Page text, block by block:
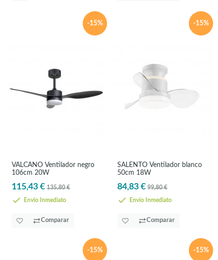
-15%
VALCANO Ventilador negro
106cm 20W
115,43 € 135,80 €
Envío Inmediato
Comparar
-15%
SALENTO Ventilador blanco
50cm 18W
84,83 € 99,80 €
Envío Inmediato
Comparar
-15% -15%